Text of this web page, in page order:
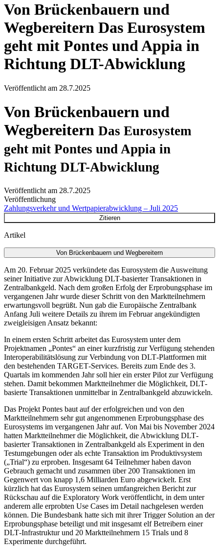
Von Brückenbauern und
Wegbereitern Das Eurosystem
geht mit Pontes und Appia in
Richtung DLT-Abwicklung
Veröffentlicht am 28.7.2025
Von Brückenbauern und
Wegbereitern Das Eurosystem
geht mit Pontes und Appia in
Richtung DLT-Abwicklung
Veröffentlicht am 28.7.2025
Veröffentlichung
Zahlungsverkehr und Wertpapierabwicklung – Juli 2025
Zitieren
Artikel
Von Brückenbauern und Wegbereitern
Am 20. Februar 2025 verkündete das Eurosystem die Ausweitung
seiner Initiative zur Abwicklung DLT-basierter Transaktionen in
Zentralbankgeld. Nach dem großen Erfolg der Erprobungsphase im
vergangenen Jahr wurde dieser Schritt von den Marktteilnehmern
erwartungsvoll begrüßt. Nun gab die Europäische Zentralbank
Anfang Juli weitere Details zu ihrem im Februar angekündigten
zweigleisigen Ansatz bekannt:
In einem ersten Schritt arbeitet das Eurosystem unter dem
Projektnamen „Pontes“ an einer kurzfristig zur Verfügung stehenden
Interoperabilitätslösung zur Verbindung von DLT-Plattformen mit
den bestehenden TARGET-Services. Bereits zum Ende des 3.
Quartals im kommenden Jahr soll hier ein erster Pilot zur Verfügung
stehen. Damit bekommen Marktteilnehmer die Möglichkeit, DLT-
basierte Transaktionen unmittelbar in Zentralbankgeld abzuwickeln.
Das Projekt Pontes baut auf der erfolgreichen und von den
Marktteilnehmern sehr gut angenommenen Erprobungsphase des
Eurosystems im vergangenen Jahr auf. Von Mai bis November 2024
hatten Marktteilnehmer die Möglichkeit, die Abwicklung DLT-
basierter Transaktionen in Zentralbankgeld als Experiment in den
Testumgebungen oder als echte Transaktion im Produktivsystem
(„Trial“) zu erproben. Insgesamt 64 Teilnehmer haben davon
Gebrauch gemacht und zusammen über 200 Transaktionen im
Gegenwert von knapp 1,6 Milliarden Euro abgewickelt. Erst
kürzlich hat das Eurosystem seinen umfangreichen Bericht zur
Rückschau auf die Exploratory Work veröffentlicht, in dem unter
anderem alle erprobten Use Cases im Detail nachgelesen werden
können. Die Bundesbank hatte sich mit ihrerTrigger Solution an der
Erprobungsphase beteiligt und mit insgesamt elf Betreibern einer
DLT-Infrastruktur und 20 Marktteilnehmern 15 Trials und 8
Experimente durchgeführt.